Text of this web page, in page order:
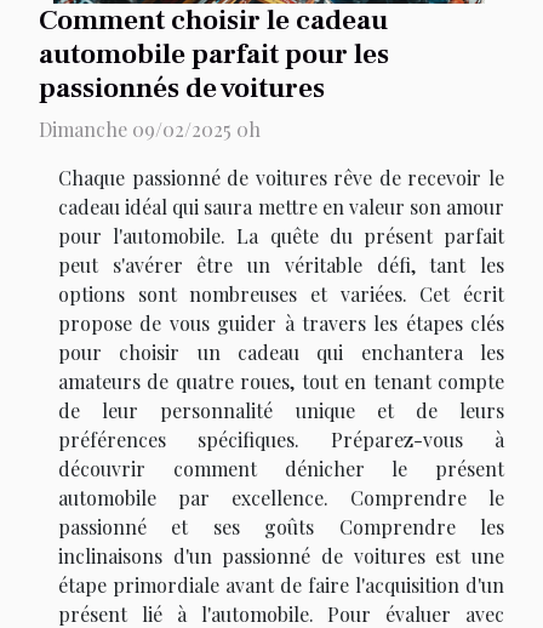
Comment choisir le cadeau
automobile parfait pour les
passionnés de voitures
Dimanche 09/02/2025 0h
Chaque passionné de voitures rêve de recevoir le
cadeau idéal qui saura mettre en valeur son amour
pour l'automobile. La quête du présent parfait
peut s'avérer être un véritable défi, tant les
options sont nombreuses et variées. Cet écrit
propose de vous guider à travers les étapes clés
pour choisir un cadeau qui enchantera les
amateurs de quatre roues, tout en tenant compte
de leur personnalité unique et de leurs
préférences spécifiques. Préparez-vous à
découvrir comment dénicher le présent
automobile par excellence. Comprendre le
passionné et ses goûts Comprendre les
inclinaisons d'un passionné de voitures est une
étape primordiale avant de faire l'acquisition d'un
présent lié à l'automobile. Pour évaluer avec